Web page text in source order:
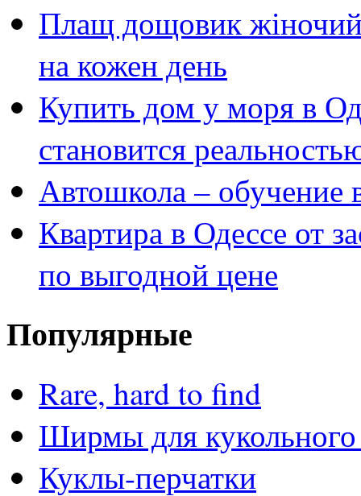
Плащ дощовик
на кожен день
Купить дом у моря в
становится
Автошкола – обучение
Квартира в Одессе от
по выгодной цене
Популярные
Rare, hard to find
Ширмы для кукольного
Куклы-перчатки